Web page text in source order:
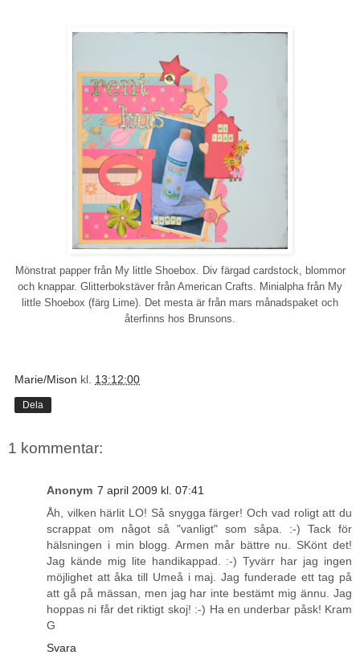
Mönstrat papper från My little Shoebox. Div färgad cardstock, blommor
och knappar. Glitterbokstäver från American Crafts. Minialpha från My
little Shoebox (färg Lime). Det mesta är från mars månadspaket och
återfinns hos Brunsons.
Marie/Mison kl. 13:12:00
Dela
1 kommentar:
Anonym 7 april 2009 kl. 07:41
Åh, vilken härlit LO! Så snygga färger! Och vad roligt att du
scrappat om något så "vanligt" som såpa. :-) Tack för
hälsningen i min blogg. Armen mår bättre nu. SKönt det!
Jag kände mig lite handikappad. :-) Tyvärr har jag ingen
möjlighet att åka till Umeå i maj. Jag funderade ett tag på
att gå på mässan, men jag har inte bestämt mig ännu. Jag
hoppas ni får det riktigt skoj! :-) Ha en underbar påsk! Kram
G
Svara